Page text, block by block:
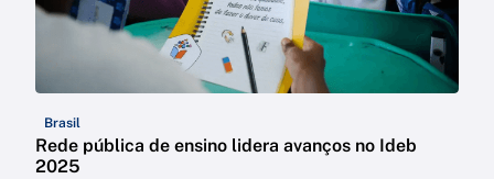
Brasil
Rede pública de ensino lidera avanços no Ideb
2025